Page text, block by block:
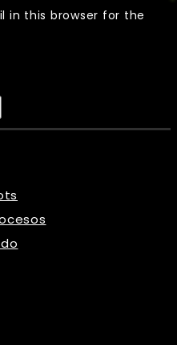
in this browser for the